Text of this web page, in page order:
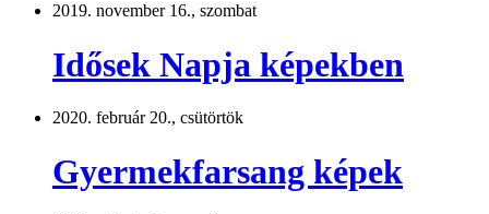
2019. november 16., szombat
Idősek Napja képekben
2020. február 20., csütörtök
Gyermekfarsang képek